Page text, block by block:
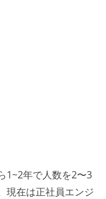
1~2年で人数を2〜3
現在は正社員エンジ